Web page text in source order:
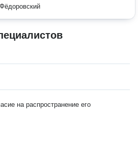
на распространение его